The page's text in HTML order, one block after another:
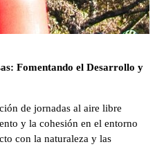
Fomentando el Desarrollo y
de jornadas al aire libre
y la cohesión en el entorno
con la naturaleza y las